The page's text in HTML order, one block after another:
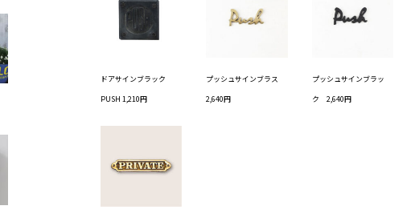
ドアサインブラック
PUSH 1,210円
プッシュサインブラス
2,640円
プッシュサインブラッ
ク 2,640円